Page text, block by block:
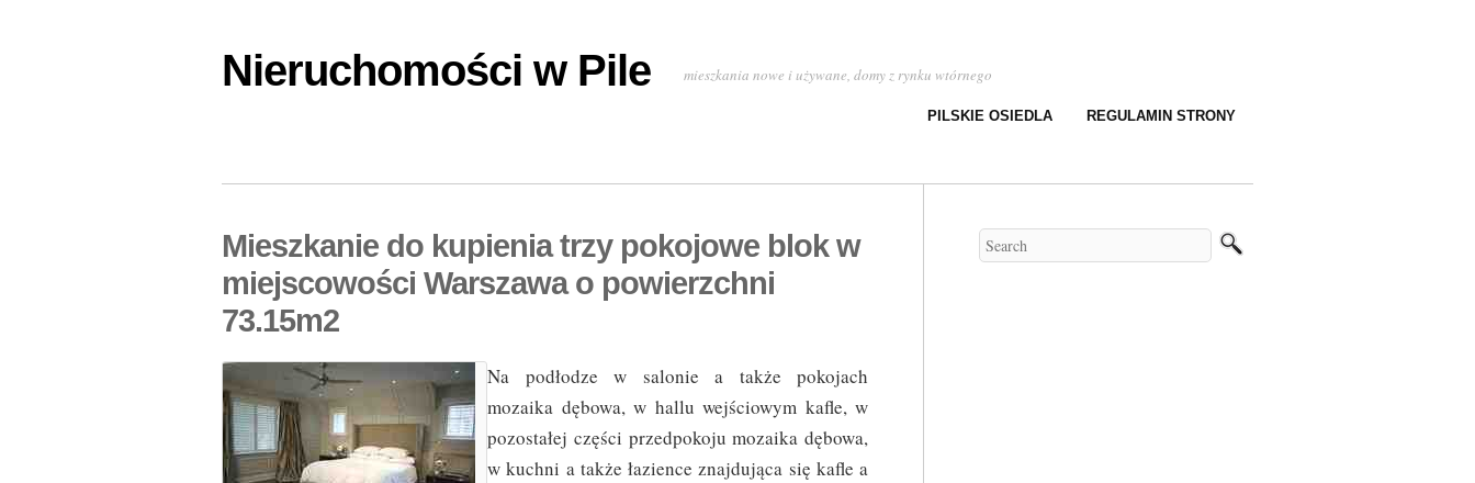
Nieruchomości w Pile mieszkania nowe i używane, domy z rynku wtórnego
PILSKIE OSIEDLA REGULAMIN STRONY
Mieszkanie do kupienia trzy pokojowe blok w
miejscowości Warszawa o powierzchni
73.15m2
Na podłodze w salonie a także pokojach
mozaika dębowa, w hallu wejściowym kafle, w
pozostałej części przedpokoju mozaika dębowa,
w kuchni a także łazience znajdująca się kafle a